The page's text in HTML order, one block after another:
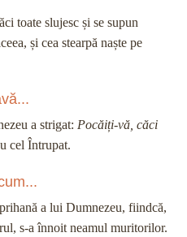
toate slujesc și se supun
și cea stearpă naște pe
a strigat: Pocăiți-vă, căci
cel Întrupat.
a lui Dumnezeu, fiindcă,
s-a înnoit neamul muritorilor.